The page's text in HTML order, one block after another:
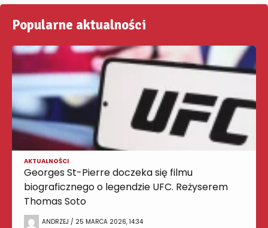
Popularne aktualności
AKTUALNOŚCI
Georges St-Pierre doczeka się filmu
biograficznego o legendzie UFC. Reżyserem
Thomas Soto
ANDRZEJ / 25 MARCA 2026, 14:34